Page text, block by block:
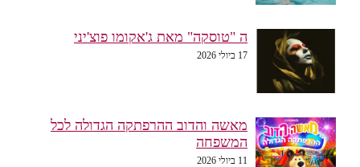
ה "טוסקה" מאת ג'אקומו פוצ'יני
17 ביולי 2026
מאשה והדוב ההרפתקה הגדולה לכל
המשפחה
11 ביולי 2026